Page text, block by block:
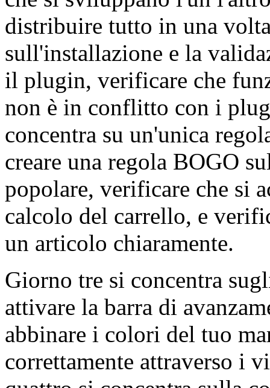
distribuire tutto in una
sull'installazione e la
il plugin, verificare che
non è in conflitto con i
concentra su un'unica
creare una regola BOGO
popolare, verificare che si
calcolo del carrello, e
un articolo chiaramente.
Giorno tre si concentra
attivare la barra di
abbinare i colori del tuo
correttamente attraverso i